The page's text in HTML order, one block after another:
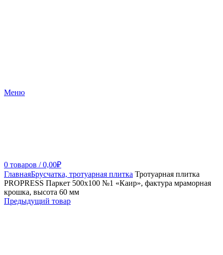
Меню
0 товаров / 0,00₽
ГлавнаяБрусчатка, тротуарная плитка Тротуарная плитка
PROPRESS Паркет 500х100 №1 «Каир», фактура мраморная
крошка, высота 60 мм
Предыдущий товар